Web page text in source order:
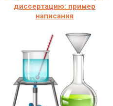
диссертацию: пример
написания